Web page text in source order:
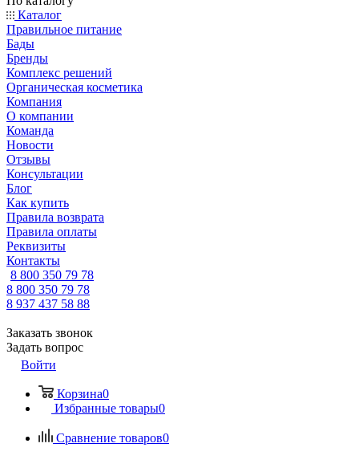
Каталог
Правильное питание
Бады
Бренды
Комплекс решений
Органическая косметика
Компания
О компании
Команда
Новости
Отзывы
Консультации
Блог
Как купить
Правила возврата
Правила оплаты
Реквизиты
Контакты
8 800 350 79 78
8 800 350 79 78
8 937 437 58 88
Заказать звонок
Задать вопрос
Войти
Корзина0
Избранные товары0
Сравнение товаров0